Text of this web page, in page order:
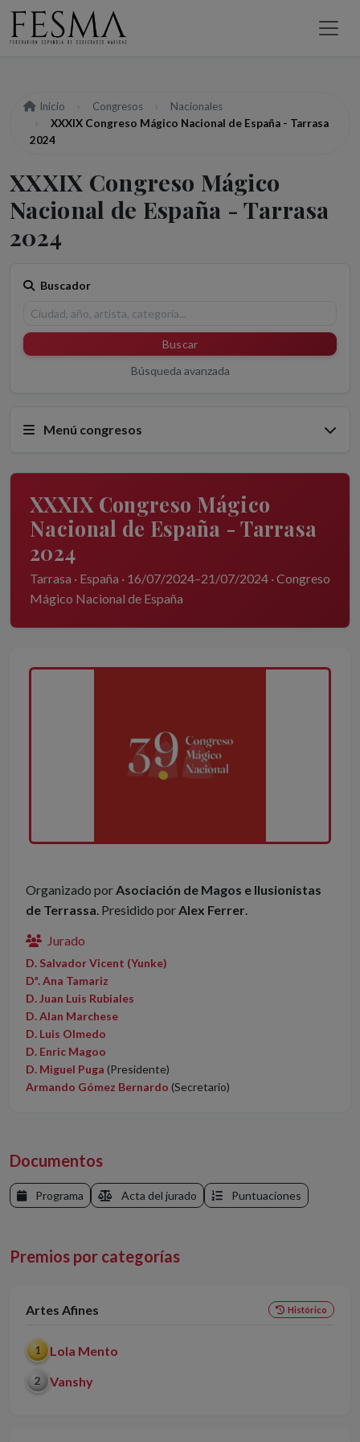
Inicio Congresos
Nacionales
XXXIX Congreso Mágico Nacional de España - Tarrasa
2024
XXXIX Congreso Mágico
Nacional de España - Tarrasa
2024
Buscador
Buscar
Búsqueda avanzada
Menú congresos
XXXIX Congreso Mágico
Nacional de España - Tarrasa
2024
Tarrasa · España · 16/07/2024–21/07/2024 · Congreso
Mágico Nacional de España
Organizado porAsociación de Magos e Ilusionistas
de Terrassa. Presidido porAlex Ferrer.
Jurado
D. Salvador Vicent (Yunke)
Dª. Ana Tamariz
D. Juan Luis Rubiales
D. Alan Marchese
D. Luis Olmedo
D. Enric Magoo
D. Miguel Puga (Presidente)
Armando Gómez Bernardo (Secretario)
Documentos
Programa Acta del jurado Puntuaciones
Premios por categorías
Artes Afines Histórico
1 Lola Mento
2 Vanshy